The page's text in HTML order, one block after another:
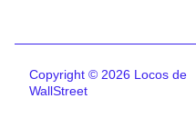
Copyright © 2026 Locos de
WallStreet